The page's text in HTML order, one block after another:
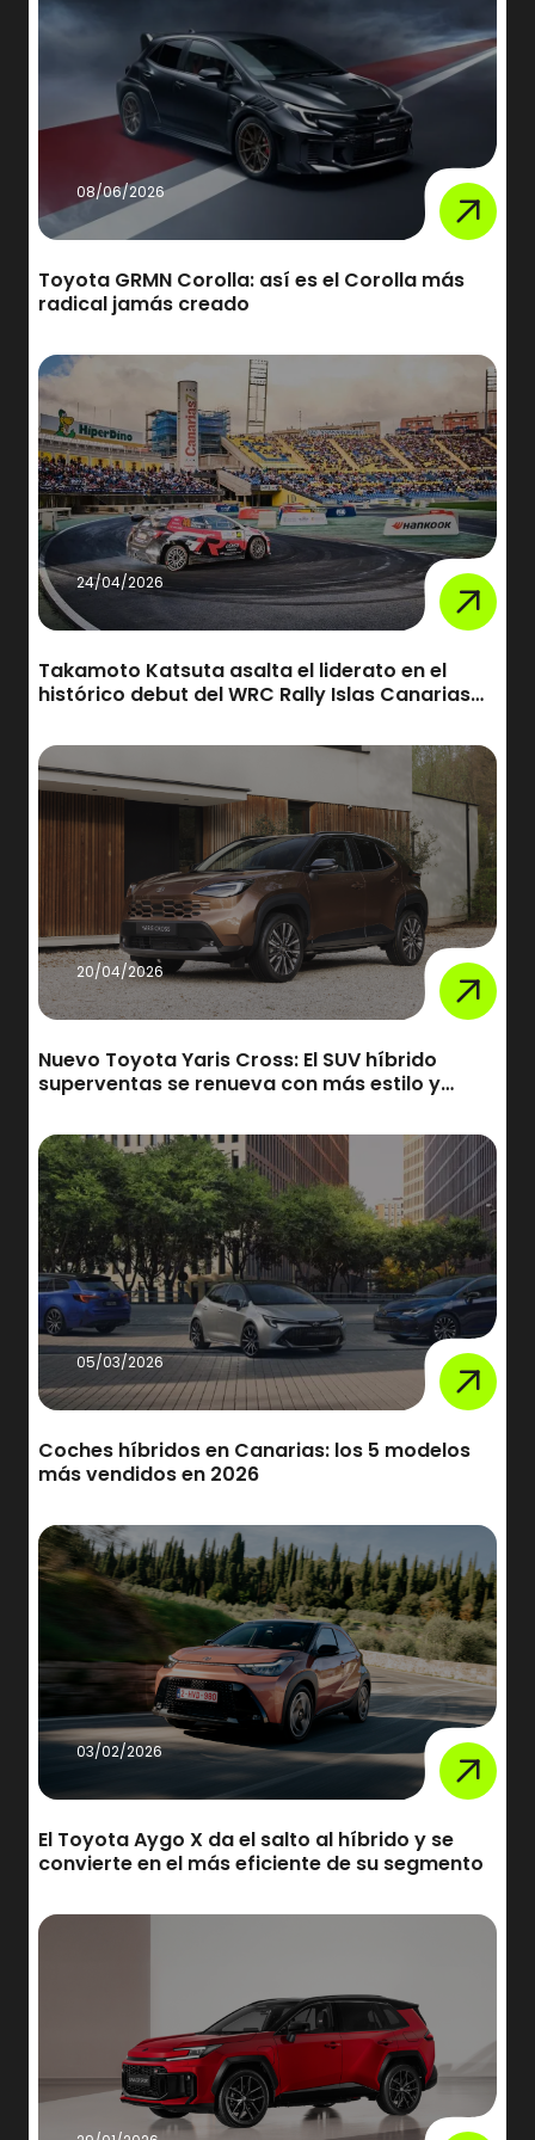
08/06/2026
Toyota GRMN Corolla: así es el Corolla más
radical jamás creado
24/04/2026
Takamoto Katsuta asalta el liderato en el
histórico debut del WRC Rally Islas Canarias
20/04/2026
Nuevo Toyota Yaris Cross: El SUV híbrido
superventas se renueva con más estilo y
05/03/2026
Coches híbridos en Canarias: los 5 modelos
más vendidos en 2026
03/02/2026
El Toyota Aygo X da el salto al híbrido y se
convierte en el más eficiente de su segmento